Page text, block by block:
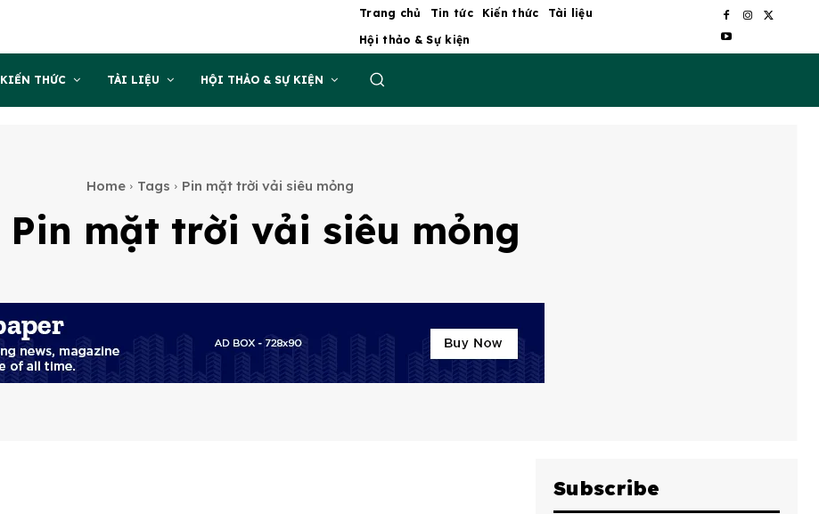
Trang chủ Tin tức Kiến thức
Tài liệu
Hội thảo & Sự kiện
KIẾN THỨC TÀI LIỆU HỘI THẢO & SỰ KIỆN
Home Tags Pin mặt trời vải siêu mỏng
Pin mặt trời vải siêu mỏng
Subscribe